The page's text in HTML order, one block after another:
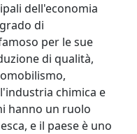
dell'economia
di
per le sue
di qualità,
chimica e
hanno un ruolo
e il paese è uno